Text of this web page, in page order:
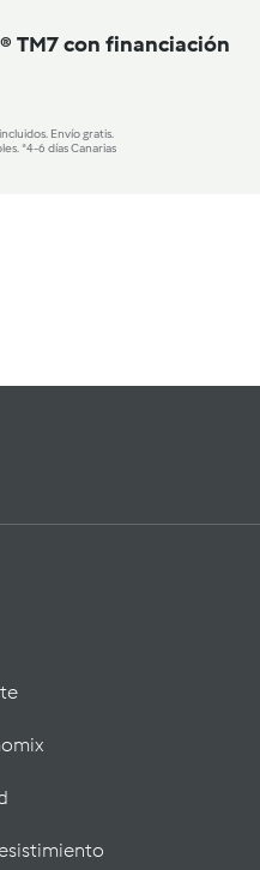
TM7 con financiación
Envío gratis.
*4-6 días Canarias